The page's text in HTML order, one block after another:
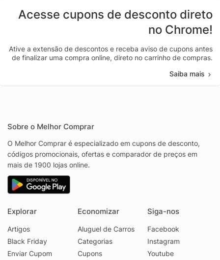
Acesse cupons de desconto direto
no Chrome!
Ative a extensão de descontos e receba aviso de cupons antes
de finalizar uma compra online, direto no carrinho de compras.
Saiba mais
Sobre o Melhor Comprar
O Melhor Comprar é especializado em cupons de desconto,
códigos promocionais, ofertas e comparador de preços em
mais de 1900 lojas online.
Explorar
Artigos
Black Friday
Enviar Cupom
Economizar
Aluguel de Carros
Categorias
Cupons
Siga-nos
Facebook
Instagram
Youtube